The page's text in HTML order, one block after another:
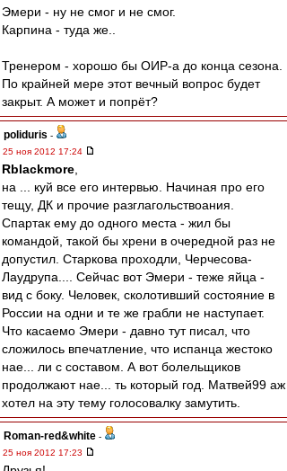
Эмери - ну не смог и не смог.
Карпина - туда же..
Тренером - хорошо бы ОИР-а до конца сезона.
По крайней мере этот вечный вопрос будет
закрыт. А может и попрёт?
poliduris -
25 ноя 2012 17:24
Rblackmore
на ... куй все его интервью. Начиная про его
тещу, ДК и прочие разглагольствоания.
Спартак ему до одного места - жил бы
командой, такой бы хрени в очередной раз не
допустил. Старкова проходли, Черчесова-
Лаудрупа.... Сейчас вот Эмери - теже яйца -
вид с боку. Человек, сколотивший состояние в
России на одни и те же грабли не наступает.
Что касаемо Эмери - давно тут писал, что
сложилось впечатление, что испанца жестоко
нае... ли с составом. А вот болельщиков
продолжают нае... ть который год. Матвей99 аж
хотел на эту тему голосовалку замутить.
Roman-red&white -
25 ноя 2012 17:23